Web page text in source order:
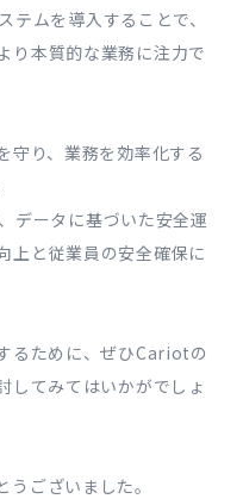
ムを導入することで、
り本質的な業務に注力で
守り、業務を効率化する
データに基づいた安全運
上と従業員の安全確保に
るために、ぜひCariotの
してみてはいかがでしょ
ございました。